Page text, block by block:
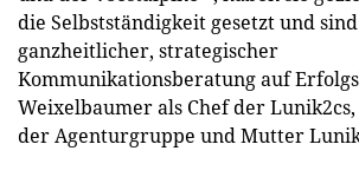
die Selbstständigkeit gesetzt und
ganzheitlicher, strategischer
Kommunikationsberatung auf
Weixelbaumer als Chef der Lunik2cs,
der Agenturgruppe und Mutter